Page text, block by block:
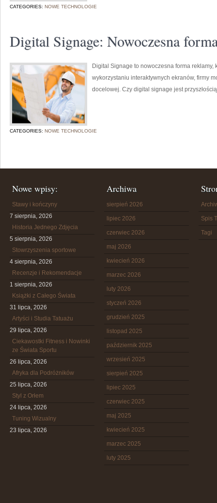
CATEGORIES: NOWE TECHNOLOGIE
Digital Signage: Nowoczesna
Digital Signage to nowoczesna forma
wykorzystaniu interaktywnych ekranów, firmy
docelowej. Czy digital signage jest
CATEGORIES: NOWE TECHNOLOGIE
Nowe wpisy:
Stawy i kończyny
7 sierpnia, 2026
Historia Jednego Zdjęcia
5 sierpnia, 2026
Stowrzyszenia sportowe
4 sierpnia, 2026
Recenzje i Rekomendacje
1 sierpnia, 2026
Książki z Całego Świata
31 lipca, 2026
Artyści i Studia Tatuażu
29 lipca, 2026
Ciekawostki Fitness i Nowinki
ze Świata Sportu
26 lipca, 2026
Afryka dla Podróżników
25 lipca, 2026
Styl z Orłem
24 lipca, 2026
Tuning Wizualny
23 lipca, 2026
Archiwa
sierpień 2026
lipiec 2026
czerwiec 2026
maj 2026
kwiecień 2026
marzec 2026
luty 2026
styczeń 2026
grudzień 2025
listopad 2025
październik 2025
wrzesień 2025
sierpień 2025
lipiec 2025
czerwiec 2025
maj 2025
kwiecień 2025
marzec 2025
luty 2025
Spis
Tagi